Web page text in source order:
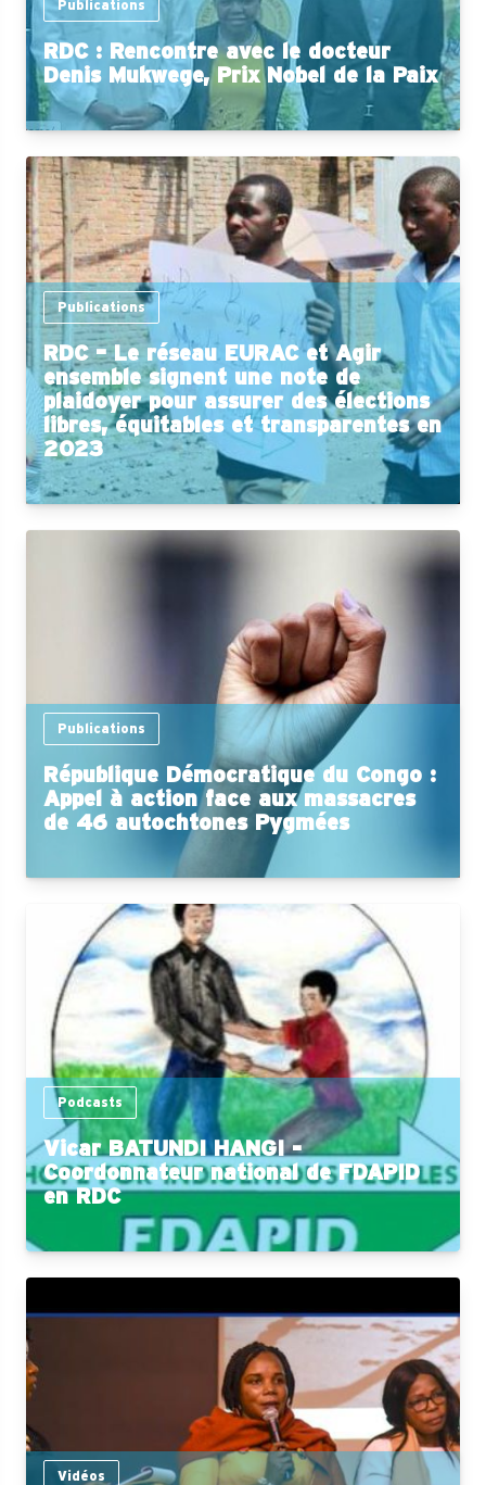
Publications
RDC : Rencontre avec le docteur
Denis Mukwege, Prix Nobel de la Paix
Publications
RDC – Le réseau EURAC et Agir
ensemble signent une note de
plaidoyer pour assurer des élections
libres, équitables et transparentes en
2023
Publications
République Démocratique du Congo :
Appel à action face aux massacres
de 46 autochtones Pygmées
Podcasts
Vicar BATUNDI HANGI -
Coordonnateur national de FDAPID
en RDC
Vidéos